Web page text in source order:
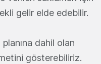
gelir elde edebilir.
dahil olan
gösterebiliriz.